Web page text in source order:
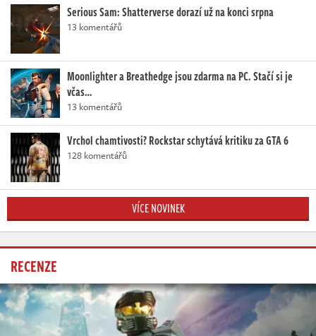
Serious Sam: Shatterverse dorazí už na konci srpna
13 komentářů
Moonlighter a Breathedge jsou zdarma na PC. Stačí si je
včas…
13 komentářů
Vrchol chamtivosti? Rockstar schytává kritiku za GTA 6
128 komentářů
VÍCE NOVINEK
RECENZE